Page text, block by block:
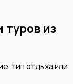
туров из
тип отдыха или